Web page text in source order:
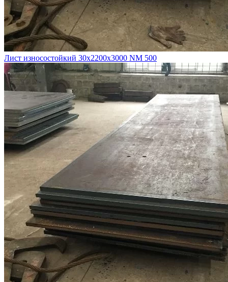
Лист износостойкий 30х2200х3000 NM 500